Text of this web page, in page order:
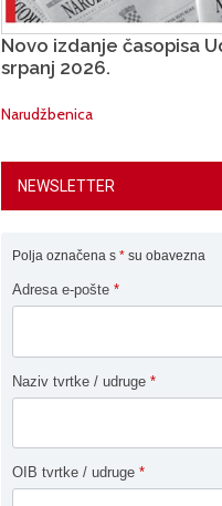
Novo izdanje časopisa
srpanj 2026.
Narudžbenica
NEWSLETTER
Polja označena s * su obavezna
Adresa e-pošte *
Naziv tvrtke / udruge *
OIB tvrtke / udruge *